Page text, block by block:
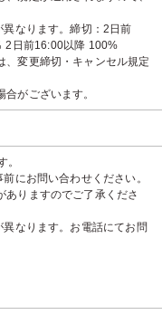
なります。締切：2日前
2日前16:00以降 100%
変更締切・キャンセル規定
がございます。
。
にお問い合わせください。
ありますのでご了承くださ
なります。お電話にてお問